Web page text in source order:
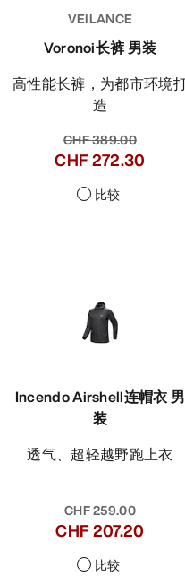
VEILANCE
Voronoi长裤 男装
高性能长裤，为都市环境打
造
CHF 389.00
CHF 272.30
比较
Incendo Airshell连帽衣 男
装
透气、超轻越野跑上衣
CHF 259.00
CHF 207.20
比较